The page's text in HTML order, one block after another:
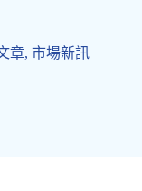
章, 市場新訊